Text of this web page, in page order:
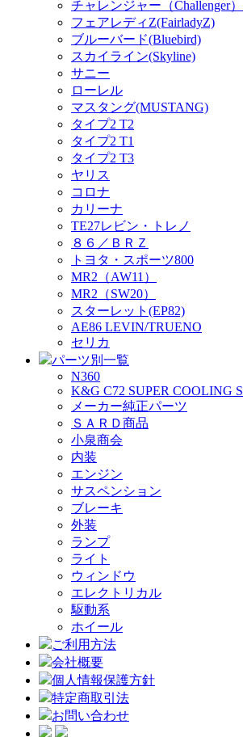
チャレンジャー（Challenger）
フェアレディZ(FairladyZ)
ブルーバード(Bluebird)
スカイライン(Skyline)
サニー
ローレル
マスタング(MUSTANG)
タイプ2 T2
タイプ2 T1
タイプ2 T3
ヤリス
コロナ
カリーナ
TE27レビン・トレノ
８６／ＢＲＺ
トヨタ・スポーツ800
MR2（AW11）
MR2（SW20）
スターレット(EP82)
AE86 LEVIN/TRUENO
セリカ
パーツ別一覧
N360
K&G C72 SUPER COOLING
メーカー純正パーツ
ＳＡＲＤ商品
小泉商会
内装
エンジン
サスペンション
ブレーキ
外装
ランプ
ライト
ウィンドウ
エレクトリカル
駆動系
ホイール
ご利用方法
会社概要
個人情報保護方針
特定商取引法
お問い合わせ